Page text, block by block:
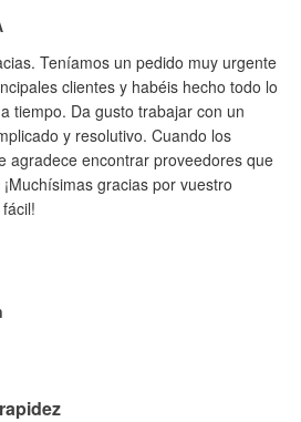
Teníamos un pedido muy urgente
clientes y habéis hecho todo lo
tiempo. Da gusto trabajar con un
y resolutivo. Cuando los
agradece encontrar proveedores que
gracias por vuestro